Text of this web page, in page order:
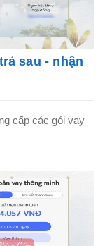
sau - nhận
cấp các gói vay